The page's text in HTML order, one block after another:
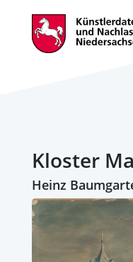
Kloster
Heinz